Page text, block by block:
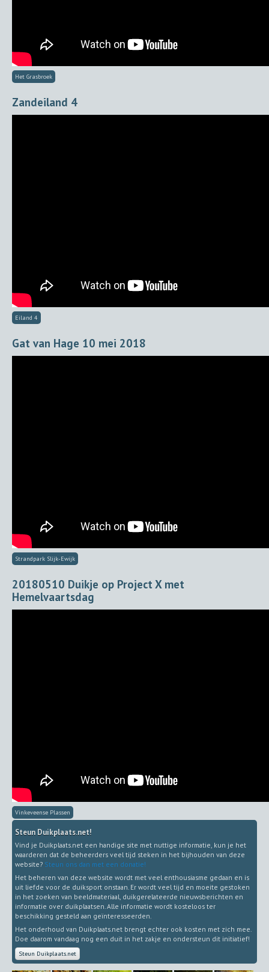
Het Grasbroek
Zandeiland 4
Eiland 4
Gat van Hage 10 mei 2018
Strandpark Slijk-Ewijk
20180510 Duikje op Project X met
Hemelvaartsdag
Vinkeveense Plassen
Steun Duikplaats.net!
Vind je Duikplaats.net een handige site met nuttige informatie, kun je het
waarderen dat de beheerders veel tijd steken in het bijhouden van deze
website? Steun ons dan met een donatie!
Het beheren van deze website wordt met veel enthousiasme gedaan en is
uit liefde voor de duiksport onstaan. Er wordt veel tijd en moeite gestoken
in het zoeken van beeldmateriaal, duikgerelateerde nieuwsberichten en
informatie over duikplaatsen. Alle informatie wordt kosteloos ter
beschikking gesteld aan geïnteresseerden.
Het onderhoud van Duikplaats.net brengt echter ook kosten met zich mee.
Doe daarom vandaag nog een duit in het zakje en ondersteun dit initiatief!
Steun Duikplaats.net